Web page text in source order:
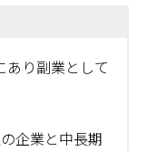
あり副業として
企業と中長期